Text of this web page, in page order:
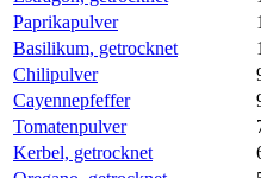
Paprikapulver
Basilikum, getrocknet
Chilipulver
Cayennepfeffer
Tomatenpulver
Kerbel, getrocknet